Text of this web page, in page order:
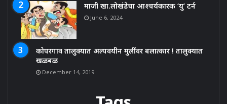
माजी खा.लोखंडेचा आश्चर्यकारक ‘यु’ टर्न
June 6, 2024
कोपरगाव तालुक्यात अल्पवयीन मुलींवर बलात्कार ! तालुक्यात
खळबळ
December 14, 2019